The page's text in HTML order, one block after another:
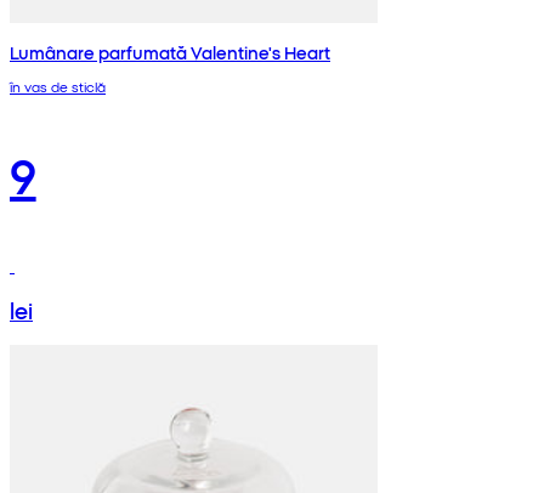
Lumânare parfumată Valentine's Heart
în vas de sticlă
9
lei